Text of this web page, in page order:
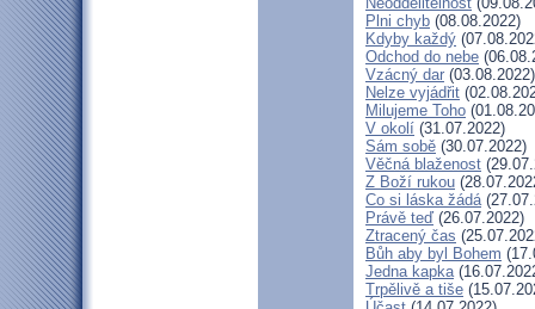
Plni chyb (08.08.2022)
Kdyby každý
Odchod do nebe
Vzácný dar (03.08.2022)
Nelze vyjádřit
Milujeme Toho
V okolí (31.07.2022)
Sám sobě (30.07.2022)
Věčná blaženost
Z Boží rukou
Co si láska žádá
Právě teď (26.07.2022)
Ztracený čas
Bůh aby byl Bohem
Jedna kapka
Trpělivě a tiše